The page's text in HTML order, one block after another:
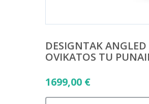
DESIGNTAK ANGLED
OVIKATOS TU
1699,00 €